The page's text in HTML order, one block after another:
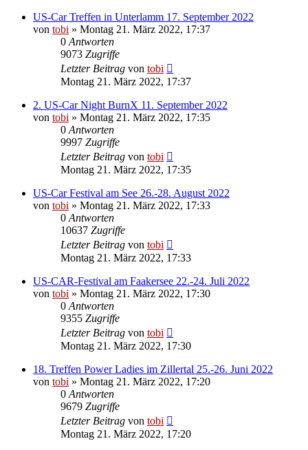
US-Car Treffen in Unterlamm 17. September 2022
von tobi » Montag 21. März 2022, 17:37
0 Antworten
9073 Zugriffe
Letzter Beitrag von tobi
Montag 21. März 2022, 17:37
2. US-Car Night BurnX 11. September 2022
von tobi » Montag 21. März 2022, 17:35
0 Antworten
9997 Zugriffe
Letzter Beitrag von tobi
Montag 21. März 2022, 17:35
US-Car Festival am See 26.-28. August 2022
von tobi » Montag 21. März 2022, 17:33
0 Antworten
10637 Zugriffe
Letzter Beitrag von tobi
Montag 21. März 2022, 17:33
US-CAR-Festival am Faakersee 22.-24. Juli 2022
von tobi » Montag 21. März 2022, 17:30
0 Antworten
9355 Zugriffe
Letzter Beitrag von tobi
Montag 21. März 2022, 17:30
18. Treffen Power Ladies im Zillertal 25.-26. Juni 2022
von tobi » Montag 21. März 2022, 17:20
0 Antworten
9679 Zugriffe
Letzter Beitrag von tobi
Montag 21. März 2022, 17:20